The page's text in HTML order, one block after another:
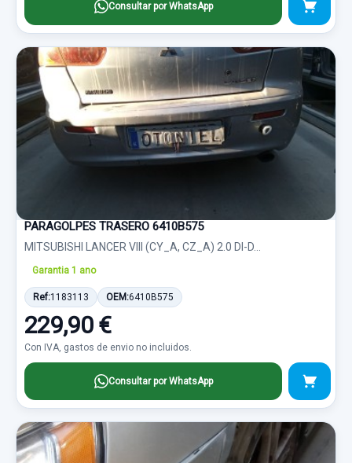
Consultar por WhatsApp
PARAGOLPES TRASERO 6410B575
MITSUBISHI LANCER VIII (CY_A, CZ_A) 2.0 DI-D...
Garantia 1 ano
Ref:1183113 OEM:6410B575
229,90 €
Con IVA, gastos de envio no incluidos.
Consultar por WhatsApp